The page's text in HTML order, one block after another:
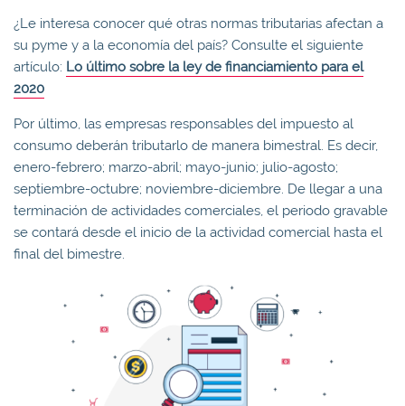
¿Le interesa conocer qué otras normas tributarias afectan a
su pyme y a la economía del país? Consulte el siguiente
artículo: Lo último sobre la ley de financiamiento para el
2020
Por último, las empresas responsables del impuesto al
consumo deberán tributarlo de manera bimestral. Es decir,
enero-febrero; marzo-abril; mayo-junio; julio-agosto;
septiembre-octubre; noviembre-diciembre. De llegar a una
terminación de actividades comerciales, el periodo gravable
se contará desde el inicio de la actividad comercial hasta el
final del bimestre.